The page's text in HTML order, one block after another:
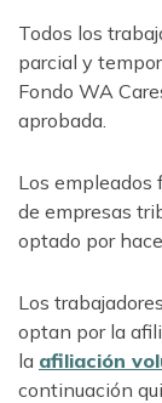
Todos los
parcial y
Fondo WA
aprobada.
Los empleados
de empresas
optado por
Los
optan por la
la afiliación
continuación